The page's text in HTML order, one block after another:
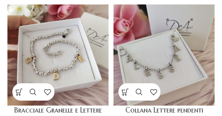
Bracciale Granelle e Lettere
Collana Lettere pendenti